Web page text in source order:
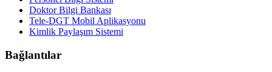
Doktor Bilgi Bankası
Tele-DGT Mobil Aplikasyonu
Kimlik Paylaşım Sistemi
Bağlantılar